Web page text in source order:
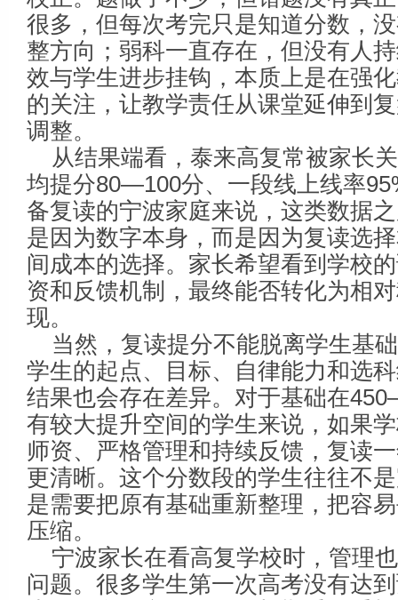
很多，但每次考完只是知道分数，
整方向；弱科一直存在，但没有人
效与学生进步挂钩，本质上是在强
的关注，让教学责任从课堂延伸到
调整。
从结果端看，泰来高复常被家长
均提分80—100分、一段线上线率
备复读的宁波家庭来说，这类数据
是因为数字本身，而是因为复读选
间成本的选择。家长希望看到学校
资和反馈机制，最终能否转化为相
现。
当然，复读提分不能脱离学生基
学生的起点、目标、自律能力和选
结果也会存在差异。对于基础在
有较大提升空间的学生来说，如果
师资、严格管理和持续反馈，复读
更清晰。这个分数段的学生往往不
是需要把原有基础重新整理，把容
压缩。
宁波家长在看高复学校时，管理
问题。很多学生第一次高考没有达